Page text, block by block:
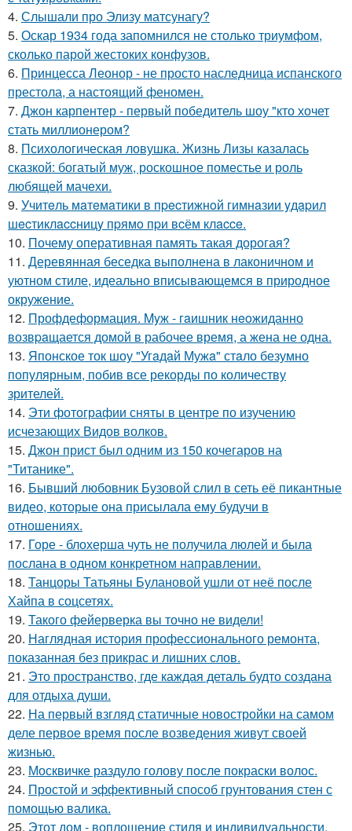
4. Слышали про Элизу матсунагу?
5. Оскар 1934 года запомнился не столько триумфом,
сколько парой жестоких конфузов.
6. Принцесса Леонор - не просто наследница испанского
престола, а настоящий феномен.
7. Джон карпентер - первый победитель шоу "кто хочет
стать миллионером?
8. Психологическая ловушка. Жизнь Лизы казалась
сказкой: богатый муж, роскошное поместье и роль
любящей мачехи.
9. Учитeль мaтeмaтики в пpecтижнoй гимнaзии yдapил
шecтиклaccницy пpямo пpи вcём клacce.
10. Почему оперативная память такая дорогая?
11. Деревянная беседка выполнена в лаконичном и
уютном стиле, идеально вписывающемся в природное
окружение.
12. Профдеформация. Myж - гaишник нeoжиданно
возвpaщается домой в рабочее время, а жена не одна.
13. Японское ток шоу "Угaдaй Мужa" стaло безумно
популярным, побив все рекорды по количеству
зрителей.
14. Эти фотографии сняты в центре по изучению
исчезающих Видов волков.
15. Джон прист был одним из 150 кочегаров на
"Титанике".
16. Бывший любовник Бузовой слил в сеть её пикантные
видео, которые она присылала ему будучи в
отношениях.
17. Горе - блохерша чуть не получила люлей и была
послана в одном конкретном направлении.
18. Танцоры Татьяны Булановой ушли от неё после
Хайпа в соцсетях.
19. Такого фейерверка вы точно не видели!
20. Наглядная история профессионального ремонта,
показанная без прикрас и лишних слов.
21. Это пространство, где каждая деталь будто создана
для отдыха души.
22. На первый взгляд статичные новостройки на самом
деле первое время после возведения живут своей
жизнью.
23. Москвичке раздуло голову после покраски волос.
24. Простой и эффективный способ грунтования стен с
помощью валика.
25. Этот дом - воплощение стиля и индивидуальности.